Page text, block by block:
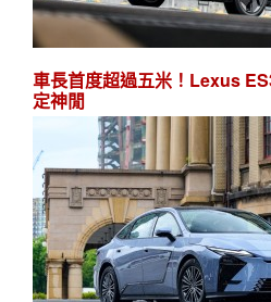
車長首度超過五米！Lexus
定神閒